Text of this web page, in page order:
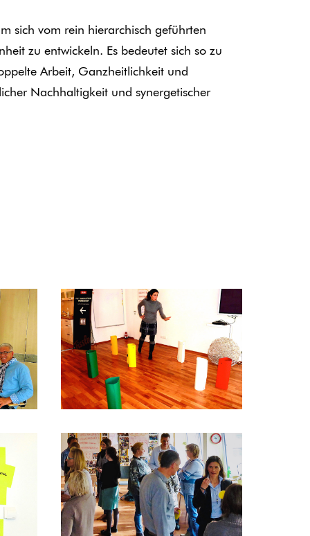
sich vom rein hierarchisch geführten
zu entwickeln. Es bedeutet sich so zu
Arbeit, Ganzheitlichkeit und
Nachhaltigkeit und synergetischer